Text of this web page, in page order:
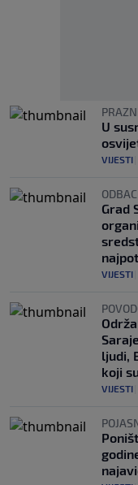
U
VIJESTI
Grad
VIJESTI
ljudi,
koji
VIJESTI